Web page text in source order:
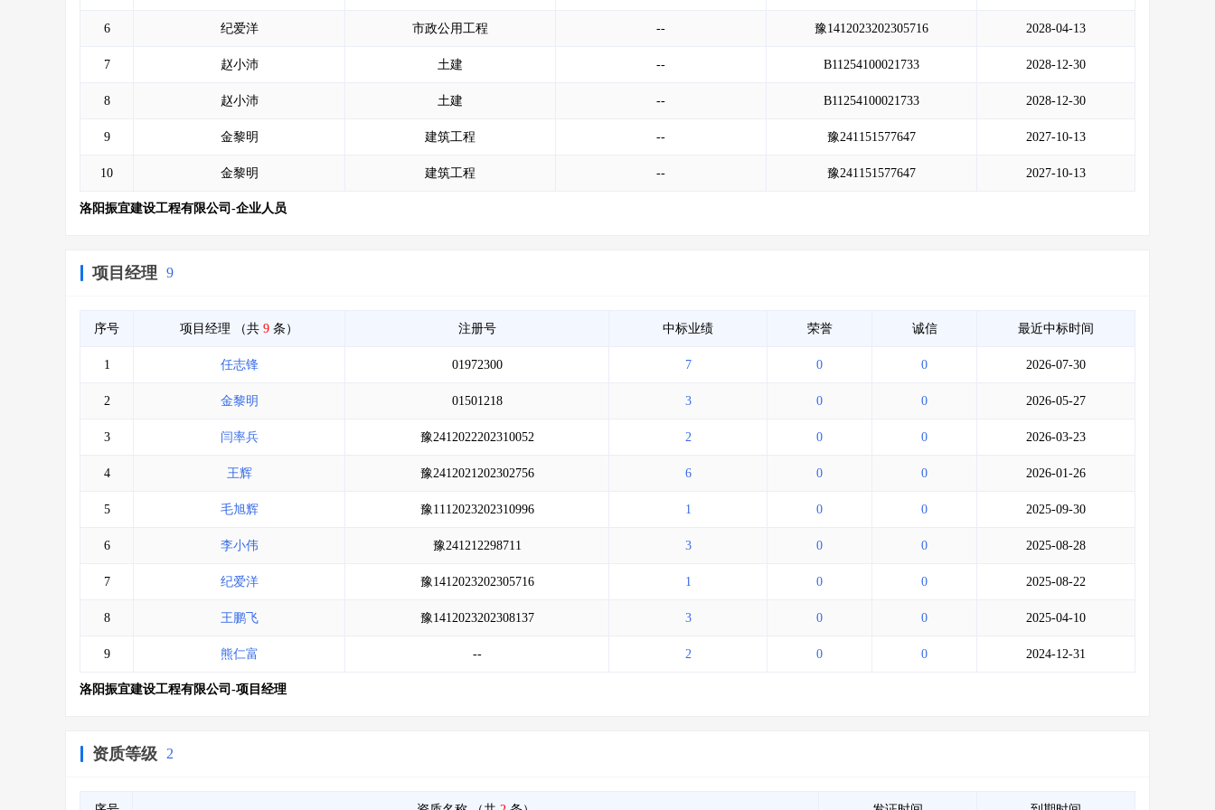
6 纪爱洋 市政公用工程 -- 豫1412023202305716 2028-04-13
7 赵小沛 土建 -- B11254100021733 2028-12-30
8 赵小沛 土建 -- B11254100021733 2028-12-30
9 金黎明 建筑工程 -- 豫241151577647 2027-10-13
10 金黎明 建筑工程 -- 豫241151577647 2027-10-13
洛阳振宜建设工程有限公司-企业人员
项目经理 9
序号 项目经理 （共 9 条） 注册号 中标业绩 荣誉 诚信 最近中标时间
1 任志锋 01972300 7 0 0 2026-07-30
2 金黎明 01501218 3 0 0 2026-05-27
3 闫率兵 豫2412022202310052 2 0 0 2026-03-23
4 王辉 豫2412021202302756 6 0 0 2026-01-26
5 毛旭辉 豫1112023202310996 1 0 0 2025-09-30
6 李小伟 豫241212298711 3 0 0 2025-08-28
7 纪爱洋 豫1412023202305716 1 0 0 2025-08-22
8 王鹏飞 豫1412023202308137 3 0 0 2025-04-10
9 熊仁富 -- 2 0 0 2024-12-31
洛阳振宜建设工程有限公司-项目经理
资质等级 2